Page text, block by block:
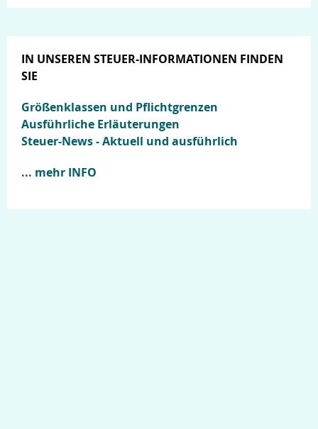
IN UNSEREN STEUER-INFORMATIONEN FINDEN
SIE
Größenklassen und Pflichtgrenzen
Ausführliche Erläuterungen
Steuer-News - Aktuell und ausführlich
... mehr INFO